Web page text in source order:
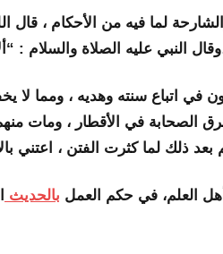
لما فيه من الأحكام ، قال
النبي عليه الصلاة والسلام :
في اتباع سنته وهديه ، ومما لا
الصحابة في الأقطار ، ومات
ذلك لما كثرت الفتن ، اعتني
العلم، في حكم العمل بالحديث